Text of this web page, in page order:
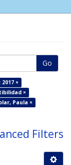
Go
×
×
Paula ×
Filters